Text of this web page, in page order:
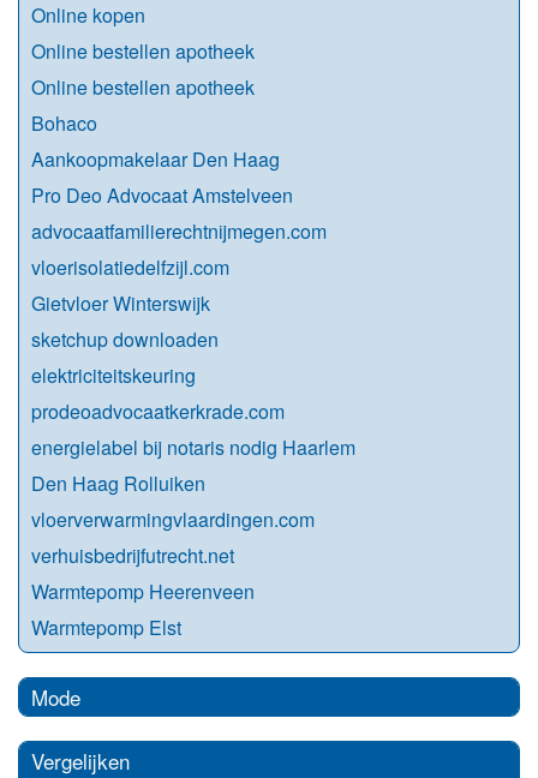
Online kopen
Online bestellen apotheek
Online bestellen apotheek
Bohaco
Aankoopmakelaar Den Haag
Pro Deo Advocaat Amstelveen
advocaatfamilierechtnijmegen.com
vloerisolatiedelfzijl.com
Gietvloer Winterswijk
sketchup downloaden
elektriciteitskeuring
prodeoadvocaatkerkrade.com
energielabel bij notaris nodig Haarlem
Den Haag Rolluiken
vloerverwarmingvlaardingen.com
verhuisbedrijfutrecht.net
Warmtepomp Heerenveen
Warmtepomp Elst
Mode
Vergelijken